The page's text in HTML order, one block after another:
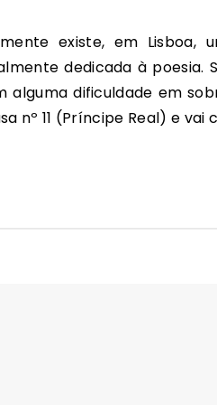
dedicada à poesia.
alguma dificuldade em
nº 11 (Príncipe Real) e